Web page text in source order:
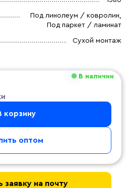
Под линолеум / ковролин,
Под паркет / ламинат
Сухой монтаж
В наличии
корзину
оптом
заявку на почту